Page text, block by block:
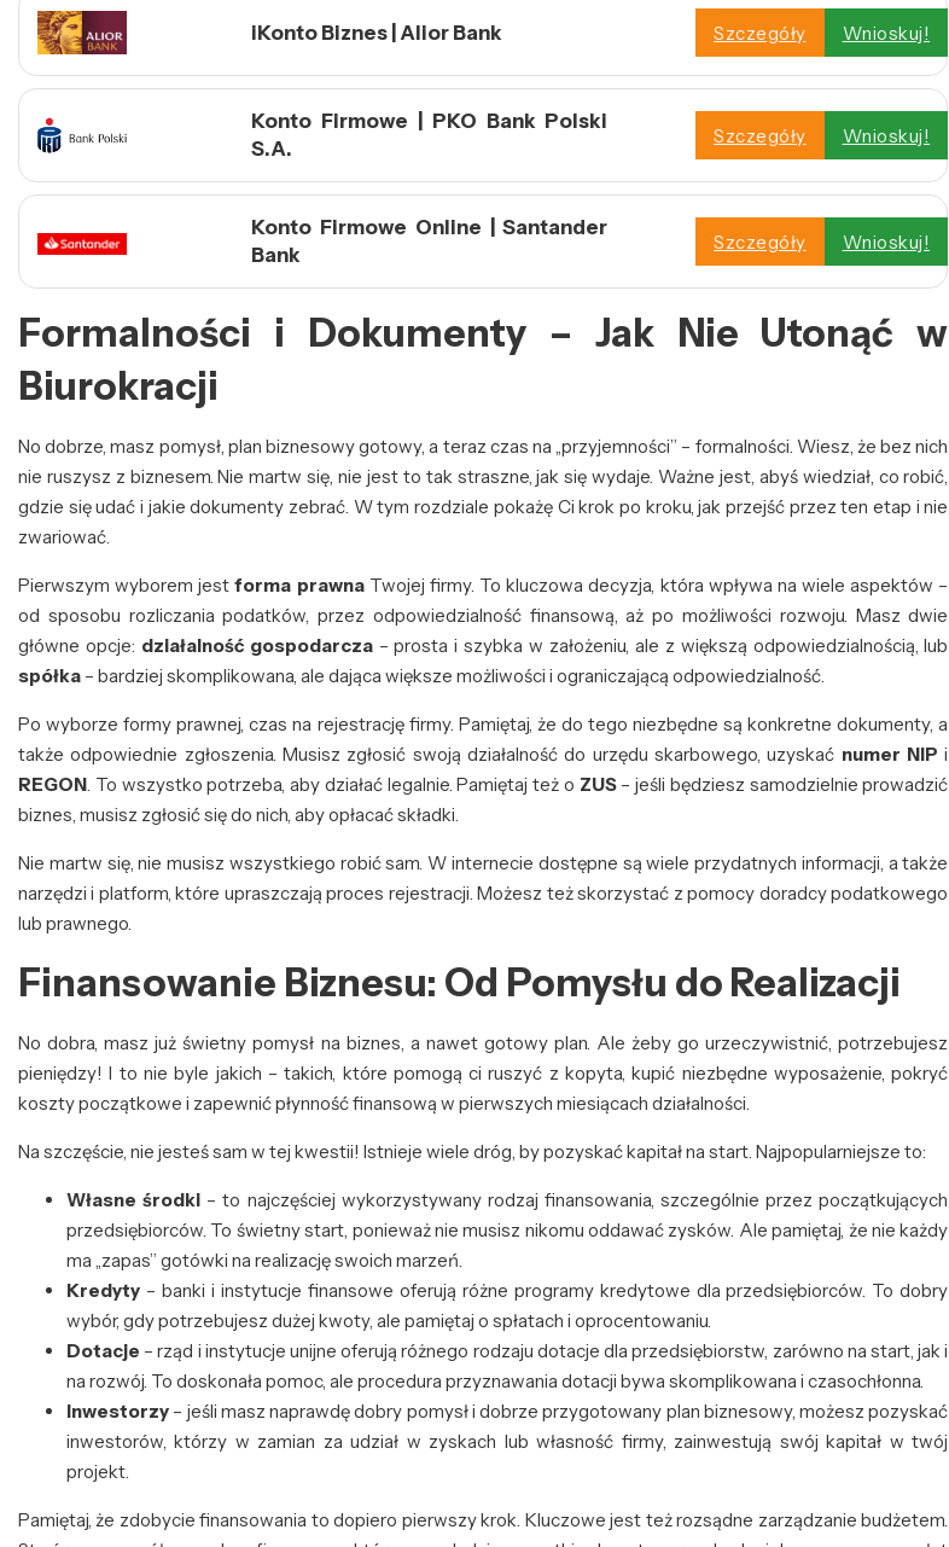
iKonto Biznes | Alior Bank Szczegóły Wnioskuj!
Konto Firmowe | PKO Bank Polski
S.A.
Szczegóły Wnioskuj!
Konto Firmowe Online | Santander
Bank
Szczegóły Wnioskuj!
Formalności i Dokumenty – Jak Nie Utonąć w
Biurokracji
No dobrze, masz pomysł, plan biznesowy gotowy, a teraz czas na „przyjemności” – formalności. Wiesz, że bez nich
nie ruszysz z biznesem. Nie martw się, nie jest to tak straszne, jak się wydaje. Ważne jest, abyś wiedział, co robić,
gdzie się udać i jakie dokumenty zebrać. W tym rozdziale pokażę Ci krok po kroku, jak przejść przez ten etap i nie
zwariować.
Pierwszym wyborem jestforma prawnaTwojej firmy. To kluczowa decyzja, która wpływa na wiele aspektów –
od sposobu rozliczania podatków, przez odpowiedzialność finansową, aż po możliwości rozwoju. Masz dwie
główne opcje: działalność gospodarcza– prosta i szybka w założeniu, ale z większą odpowiedzialnością, lub
spółka – bardziej skomplikowana, ale dająca większe możliwości i ograniczającą odpowiedzialność.
Po wyborze formy prawnej, czas na rejestrację firmy. Pamiętaj, że do tego niezbędne są konkretne dokumenty, a
także odpowiednie zgłoszenia. Musisz zgłosić swoją działalność do urzędu skarbowego, uzyskać numer NIP i
REGON. To wszystko potrzeba, aby działać legalnie. Pamiętaj też o ZUS– jeśli będziesz samodzielnie prowadzić
biznes, musisz zgłosić się do nich, aby opłacać składki.
Nie martw się, nie musisz wszystkiego robić sam. W internecie dostępne są wiele przydatnych informacji, a także
narzędzi i platform, które upraszczają proces rejestracji. Możesz też skorzystać z pomocy doradcy podatkowego
lub prawnego.
Finansowanie Biznesu: Od Pomysłu do Realizacji
No dobra, masz już świetny pomysł na biznes, a nawet gotowy plan. Ale żeby go urzeczywistnić, potrzebujesz
pieniędzy! I to nie byle jakich – takich, które pomogą ci ruszyć z kopyta, kupić niezbędne wyposażenie, pokryć
koszty początkowe i zapewnić płynność finansową w pierwszych miesiącach działalności.
Na szczęście, nie jesteś sam w tej kwestii! Istnieje wiele dróg, by pozyskać kapitał na start. Najpopularniejsze to:
Własne środki – to najczęściej wykorzystywany rodzaj finansowania, szczególnie przez początkujących
przedsiębiorców. To świetny start, ponieważ nie musisz nikomu oddawać zysków. Ale pamiętaj, że nie każdy
ma „zapas” gotówki na realizację swoich marzeń.
Kredyty – banki i instytucje finansowe oferują różne programy kredytowe dla przedsiębiorców. To dobry
wybór, gdy potrzebujesz dużej kwoty, ale pamiętaj o spłatach i oprocentowaniu.
Dotacje – rząd i instytucje unijne oferują różnego rodzaju dotacje dla przedsiębiorstw, zarówno na start, jak i
na rozwój. To doskonała pomoc, ale procedura przyznawania dotacji bywa skomplikowana i czasochłonna.
Inwestorzy – jeśli masz naprawdę dobry pomysł i dobrze przygotowany plan biznesowy, możesz pozyskać
inwestorów, którzy w zamian za udział w zyskach lub własność firmy, zainwestują swój kapitał w twój
projekt.
Pamiętaj, że zdobycie finansowania to dopiero pierwszy krok. Kluczowe jest też rozsądne zarządzanie budżetem.